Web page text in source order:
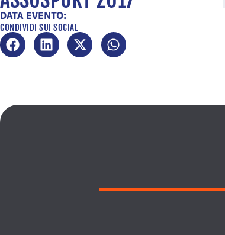
DATA EVENTO:
CONDIVIDI SUI SOCIAL